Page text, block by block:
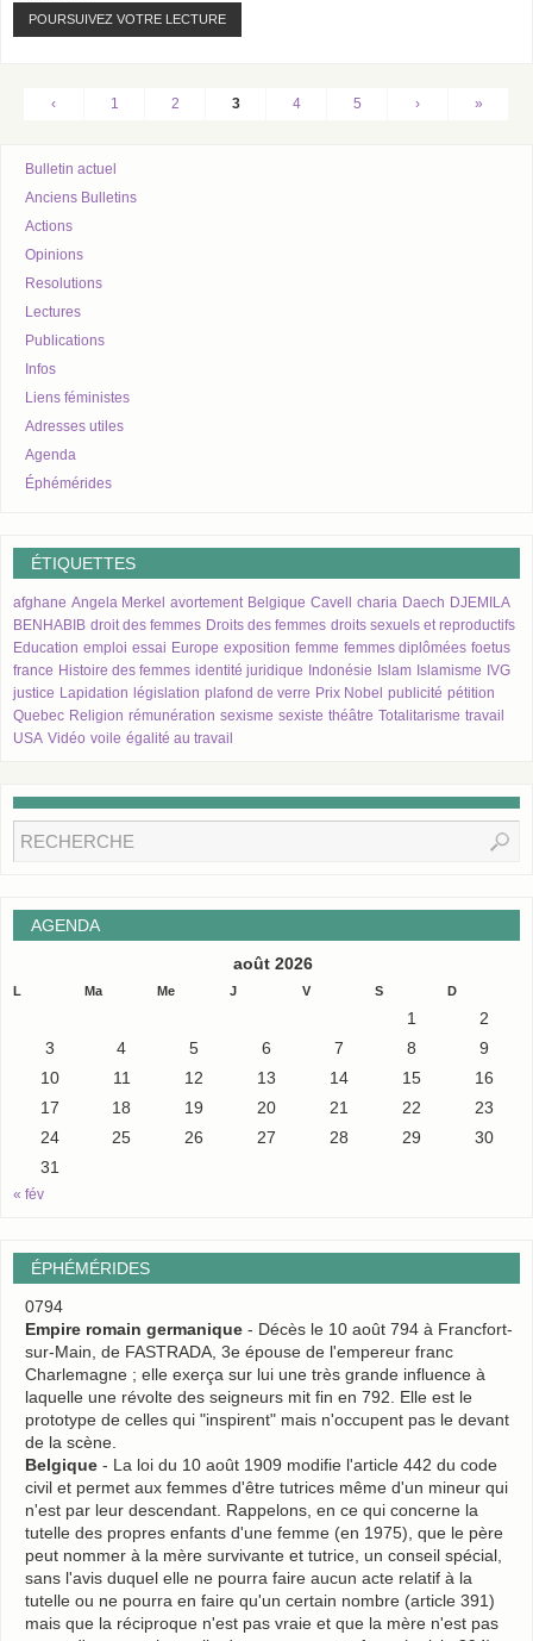
POURSUIVEZ VOTRE LECTURE
‹ 1 2 3 4 5 › »
Bulletin actuel
Anciens Bulletins
Actions
Opinions
Resolutions
Lectures
Publications
Infos
Liens féministes
Adresses utiles
Agenda
Éphémérides
ÉTIQUETTES
afghane Angela Merkel avortement Belgique Cavell charia Daech DJEMILA
BENHABIB droit des femmes Droits des femmes droits sexuels et reproductifs
Education emploi essai Europe exposition femme femmes diplômées foetus
france Histoire des femmes identité juridique Indonésie Islam Islamisme IVG
justice Lapidation législation plafond de verre Prix Nobel publicité pétition
Quebec Religion rémunération sexisme sexiste théâtre Totalitarisme travail
USA Vidéo voile égalité au travail
AGENDA
août 2026
L Ma Me J V S D
« fév
1
2
3
4 5 6 7 8
9
10
11 12 13 14 15
16
17
18 19 20 21 22
23
24
25 26 27 28 29
30
31
ÉPHÉMÉRIDES
0794
Empire romain germanique - Décès le 10 août 794 à Francfort-
sur-Main, de FASTRADA, 3e épouse de l'empereur franc
Charlemagne ; elle exerça sur lui une très grande influence à
laquelle une révolte des seigneurs mit fin en 792. Elle est le
prototype de celles qui "inspirent" mais n'occupent pas le devant
de la scène.
Belgique - La loi du 10 août 1909 modifie l'article 442 du code
civil et permet aux femmes d'être tutrices même d'un mineur qui
n'est par leur descendant. Rappelons, en ce qui concerne la
tutelle des propres enfants d'une femme (en 1975), que le père
peut nommer à la mère survivante et tutrice, un conseil spécial,
sans l'avis duquel elle ne pourra faire aucun acte relatif à la
tutelle ou ne pourra en faire qu'un certain nombre (article 391)
mais que la réciproque n'est pas vraie et que la mère n'est pas